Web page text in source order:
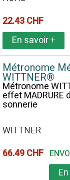
22.43 CHF
En savoir+
Métronome
WITTNER®
Métronome
effet MADRURE
sonnerie
WITTNER
66.49 CHF